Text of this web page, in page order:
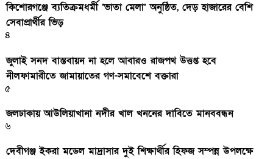
কিশোরগঞ্জে ব্যতিক্রমধর্মী ‘ভাতা মেলা’ অনুষ্ঠিত, দেড় হাজারের বেশি
সেবাপ্রার্থীর ভিড়
৪
জুলাই সনদ বাস্তবায়ন না হলে আবারও রাজপথ উত্তপ্ত হবে
নীলফামারীতে জামায়াতের গণ-সমাবেশে বক্তারা
৫
জলঢাকায় আউলিয়াখানা নদীর খাল খননের দাবিতে মানববন্ধন
৬
দেবীগঞ্জ ইকরা মডেল মাদ্রাসার দুই শিক্ষার্থীর হিফজ সম্পন্ন উপলক্ষে